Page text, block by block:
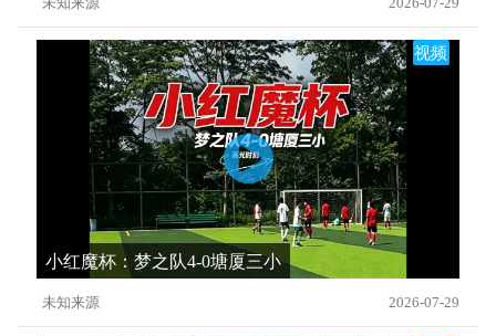
视频
小红魔杯：梦之队4-0塘厦三小
未知来源 2026-07-29